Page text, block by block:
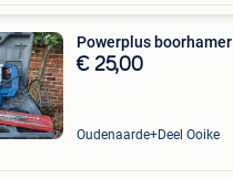
Powerplus boorhamer
€ 25,00
Oudenaarde+Deel Ooike